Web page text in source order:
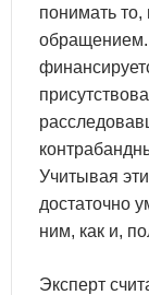
понимать
обращением.
Учитывая
достаточно
ним, как и,
Эксперт